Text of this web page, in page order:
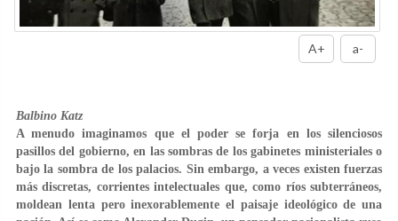
A+ a-
Balbino Katz
A menudo imaginamos que el poder se forja en los silenciosos
pasillos del gobierno, en las sombras de los gabinetes ministeriales o
bajo la sombra de los palacios. Sin embargo, a veces existen fuerzas
más discretas, corrientes intelectuales que, como ríos subterráneos,
moldean lenta pero inexorablemente el paisaje ideológico de una